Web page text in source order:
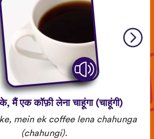
मैं एक कॉफ़ी लेना चाहूंगा (चाहूंगी)
mein ek coffee lena chahunga
(chahungi).